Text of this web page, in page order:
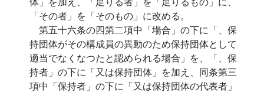
「その者」を「そのもの」に改める。
第五十六条の四第二項中「場合」の下に「、保
持団体がその構成員の異動のため保持団体として
適当でなくなつたと認められる場合」を、「、保
持者」の下に「又は保持団体」を加え、同条第三
項中「保持者」の下に「又は保持団体の代表者」